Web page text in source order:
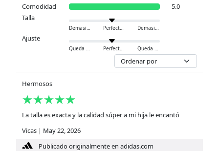
Comodidad
5.0
Talla
Demasiado pequeño Perfecto Demasiado grande
Ajuste
Queda ajustado Perfecto Queda holgado
Hermosos
La talla es exacta y la calidad súper a mi hija le encantó
Vicas | May 22, 2026
Publicado originalmente en adidas.com